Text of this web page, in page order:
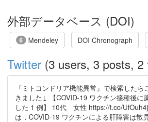
外部データベース (DOI)
6 Mendeley DOI Chronograph
Twitter (3 users, 3 posts, 2
『ミトコンドリア機能異常』で検索したら
きました↓ 【COVID-19 ワクチン接種後に
した 1 例】 10代 女性 https://t.co/
は，COVID-19 ワクチンによる肝障害は散